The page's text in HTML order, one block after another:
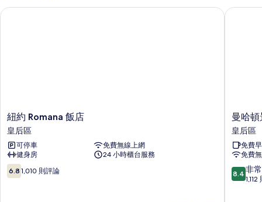
情
紐
約
Romana
飯
店
皇
后
紐約 Romana 飯店
皇后區
可停車
免費無線上網
健身房
24 小時櫃台服務
6.8
分，
6.8 1,010 則評論
紐約 Romana 飯店
曼
哈
頓
景
觀
飯
店
曼哈
皇后區
免費
免費
8.4
分，
8.4 非
曼哈頓